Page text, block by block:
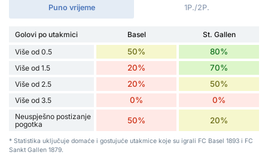
Puno vrijeme 1P./2P.
Golovi po utakmici Basel
St. Gallen
Više od 0.5
50% 80%
Više od 1.5 20% 70%
Više od 2.5 20% 50%
Više od 3.5 0% 0%
Neuspješno postizanje
pogotka
50% 20%
* Statistika uključuje domaće i gostujuće utakmice koje su igrali FC Basel 1893 i FC
Sankt Gallen 1879.